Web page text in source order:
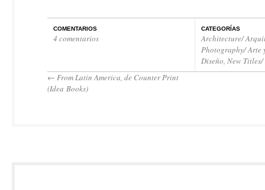
COMENTARIOS
4 comentarios
CATEGORÍAS
Architecture/
Photography/ Arte
Diseño, New Titles/
← From Latin America, de Counter Print
(Idea Books)